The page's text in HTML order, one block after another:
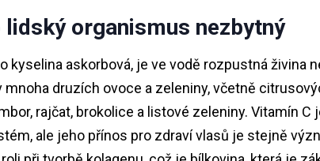
organismus nezbytný
kyselina askorbová, je ve vodě rozpustná živina
druzích ovoce a zeleniny, včetně
rajčat, brokolice a listové zeleniny. Vitamín
ale jeho přínos pro zdraví vlasů je stejně